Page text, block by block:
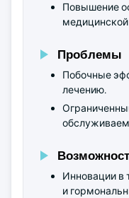
Повышение
Проблемы
Побочные
лечению.
Инновации в
и